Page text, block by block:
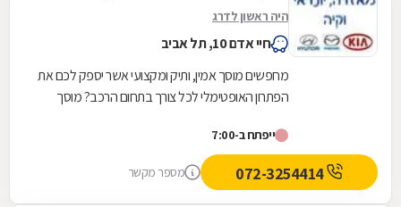
היה ראשון לדרג
חיי אדם 10, תל אביב
מחפשים מוסך אמין, ותיק ומקצועי אשר יספק לכם את
הפתרון האופטימלי לכל צורך בתחום הרכב? מוסך
קיה...ייפתח ב-7:00
072-3254414 מספר מקשר